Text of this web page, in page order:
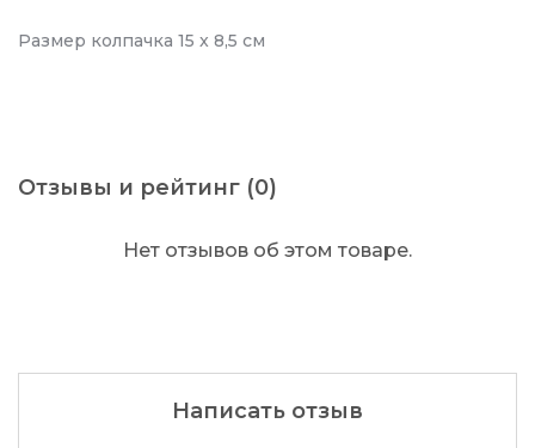
Размер колпачка 15 x 8,5 см
Отзывы и рейтинг (0)
Нет отзывов об этом товаре.
Написать отзыв